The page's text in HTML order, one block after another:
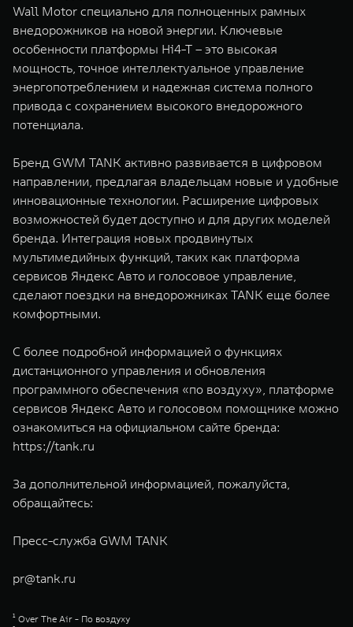
Wall Motor специально для полноценных рамных
внедорожников на новой энергии. Ключевые
особенности платформы Hi4-T – это высокая
мощность, точное интеллектуальное управление
энергопотреблением и надежная система полного
привода с сохранением высокого внедорожного
потенциала.
Бренд GWM TANK активно развивается в цифровом
направлении, предлагая владельцам новые и удобные
инновационные технологии. Расширение цифровых
возможностей будет доступно и для других моделей
бренда. Интеграция новых продвинутых
мультимедийных функций, таких как платформа
сервисов Яндекс Авто и голосовое управление,
сделают поездки на внедорожниках TANK еще более
комфортными.
С более подробной информацией о функциях
дистанционного управления и обновления
программного обеспечения «по воздуху», платформе
сервисов Яндекс Авто и голосовом помощнике можно
ознакомиться на официальном сайте бренда:
https://tank.ru
За дополнительной информацией, пожалуйста,
обращайтесь:
Пресс-служба GWM TANK
pr@tank.ru
¹ Over The Air - По воздуху